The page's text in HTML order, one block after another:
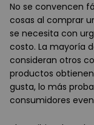
No se convencen
cosas al comprar
se necesita con
costo. La mayoría
consideran otros
productos
gusta, lo más
consumidores